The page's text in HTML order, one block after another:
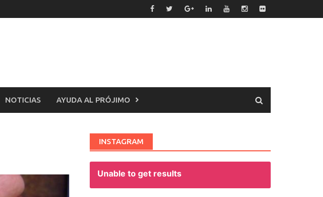
NOTICIAS AYUDA AL PRÓJIMO
INSTAGRAM
Unable to get results